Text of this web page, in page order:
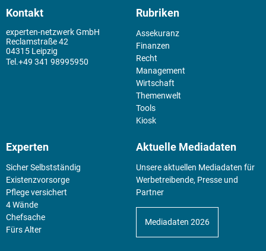
Kontakt
experten-netzwerk GmbH
Reclamstraße 42
04315 Leipzig
+49 341 98995950
Rubriken
Assekuranz
Finanzen
Recht
Management
Wirtschaft
Themenwelt
Tools
Kiosk
Experten
Sicher Selbstständig
Existenz­vorsorge
Pflege versichert
4 Wände
Chefsache
Fürs Alter
Aktuelle Mediadaten
Unsere aktuellen Mediadaten für
Werbetreibende, Presse und
Partner
Mediadaten 2026